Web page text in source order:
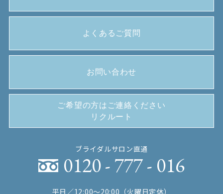
よくあるご質問
お問い合わせ
ご希望の方はご連絡ください
リクルート
ブライダルサロン直通
0120 - 777 - 016
平日／12:00〜20:00（火曜日定休）